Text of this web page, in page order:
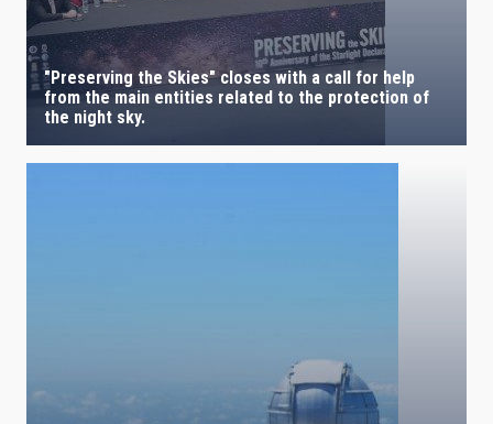
"Preserving the Skies" closes with a call for help
from the main entities related to the protection of
the night sky.